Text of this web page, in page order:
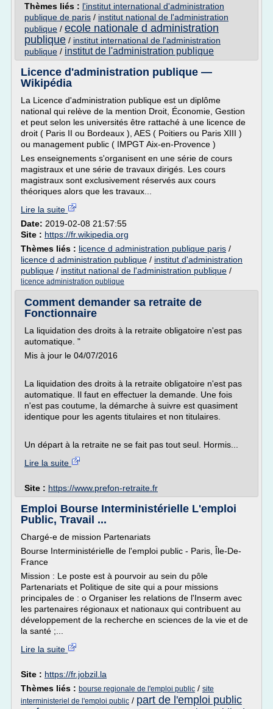
Thèmes liés : l'institut international d'administration
publique de paris / institut national de l'administration
publique / ecole nationale d administration
publique / institut international de l'administration
publique / institut de l'administration publique
Licence d'administration publique —
Wikipédia
La Licence d'administration publique est un diplôme
national qui relève de la mention Droit, Économie, Gestion
et peut selon les universités être rattaché à une licence de
droit ( Paris II ou Bordeaux ), AES ( Poitiers ou Paris XIII )
ou management public ( IMPGT Aix-en-Provence )
Les enseignements s'organisent en une série de cours
magistraux et une série de travaux dirigés. Les cours
magistraux sont exclusivement réservés aux cours
théoriques alors que les travaux...
Lire la suite
Date: 2019-02-08 21:57:55
Site : https://fr.wikipedia.org
Thèmes liés : licence d administration publique paris /
licence d administration publique / institut d'administration
publique / institut national de l'administration publique /
licence administration publique
Comment demander sa retraite de
Fonctionnaire
La liquidation des droits à la retraite obligatoire n'est pas
automatique. "
Mis à jour le 04/07/2016
La liquidation des droits à la retraite obligatoire n'est pas
automatique. Il faut en effectuer la demande. Une fois
n'est pas coutume, la démarche à suivre est quasiment
identique pour les agents titulaires et non titulaires.
Un départ à la retraite ne se fait pas tout seul. Hormis...
Lire la suite
Site : https://www.prefon-retraite.fr
Emploi Bourse Interministérielle L'emploi
Public, Travail ...
Chargé-e de mission Partenariats
Bourse Interministérielle de l'emploi public - Paris, Île-De-
France
Mission : Le poste est à pourvoir au sein du pôle
Partenariats et Politique de site qui a pour missions
principales de : o Organiser les relations de l'Inserm avec
les partenaires régionaux et nationaux qui contribuent au
développement de la recherche en sciences de la vie et de
la santé ;...
Lire la suite
Site : https://fr.jobzil.la
Thèmes liés : bourse regionale de l'emploi public / site
interministeriel de l'emploi public / part de l'emploi public